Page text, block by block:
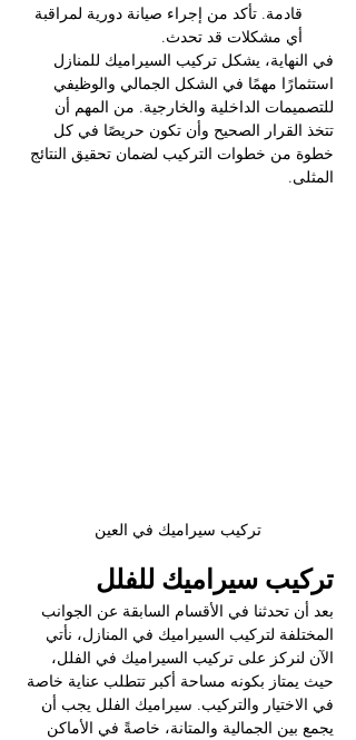
قادمة. تأكد من إجراء صيانة دورية لمراقبة
أي مشكلات قد تحدث.
في النهاية، يشكل تركيب السيراميك للمنازل
استثمارًا مهمًا في الشكل الجمالي والوظيفي
للتصميمات الداخلية والخارجية. من المهم أن
تتخذ القرار الصحيح وأن تكون حريصًا في كل
خطوة من خطوات التركيب لضمان تحقيق النتائج
المثلى.
تركيب سيراميك في العين
تركيب سيراميك للفلل
بعد أن تحدثنا في الأقسام السابقة عن الجوانب
المختلفة لتركيب السيراميك في المنازل، نأتي
الآن لنركز على تركيب السيراميك في الفلل،
حيث يمتاز بكونه مساحة أكبر تتطلب عناية خاصة
في الاختيار والتركيب. سيراميك الفلل يجب أن
يجمع بين الجمالية والمتانة، خاصةً في الأماكن